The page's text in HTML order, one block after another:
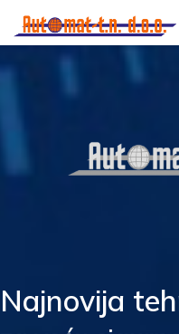
Najnovija